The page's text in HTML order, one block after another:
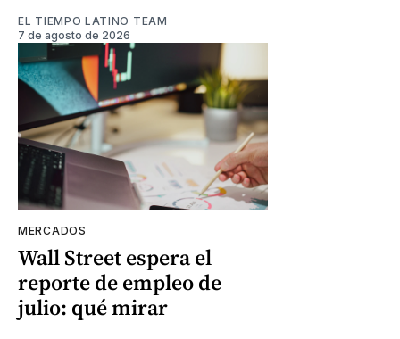
EL TIEMPO LATINO TEAM
7 de agosto de 2026
MERCADOS
Wall Street espera el
reporte de empleo de
julio: qué mirar